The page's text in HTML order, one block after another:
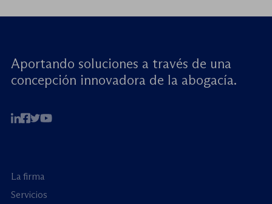
Aportando soluciones a través de una
concepción innovadora de la abogacía.
La firma
Servicios